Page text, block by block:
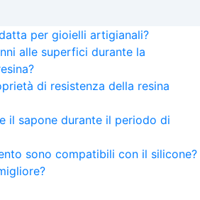
per gioielli artigianali?
alle superfici durante la
di resistenza della resina
il sapone durante il periodo di
sono compatibili con il silicone?